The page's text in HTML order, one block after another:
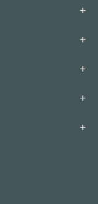
+
+
+
+
+